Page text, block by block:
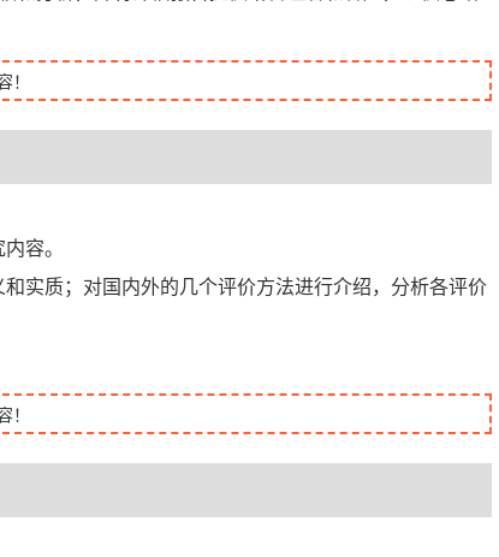
容。
实质；对国内外的几个评价方法进行介绍，分析各评价